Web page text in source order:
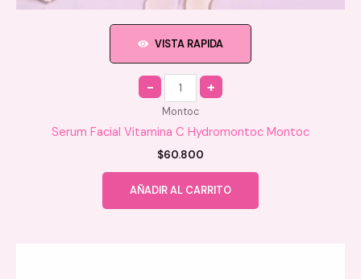
VISTA RAPIDA
Quantity
Montoc
Serum Facial Vitamina C Hydromontoc Montoc
$60.800
AÑADIR AL CARRITO